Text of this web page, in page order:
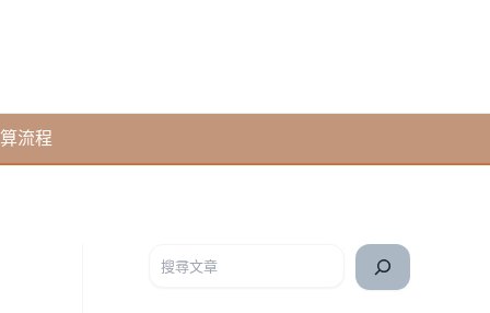
流程